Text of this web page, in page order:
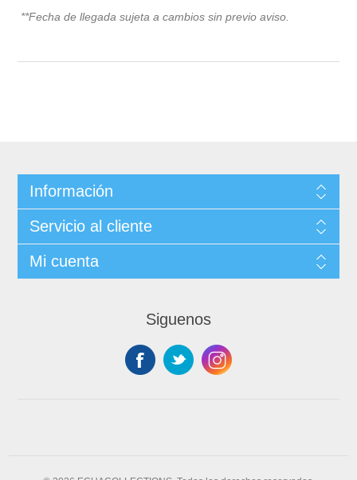
**Fecha de llegada sujeta a cambios sin previo aviso.
Información
Servicio al cliente
Mi cuenta
Siguenos